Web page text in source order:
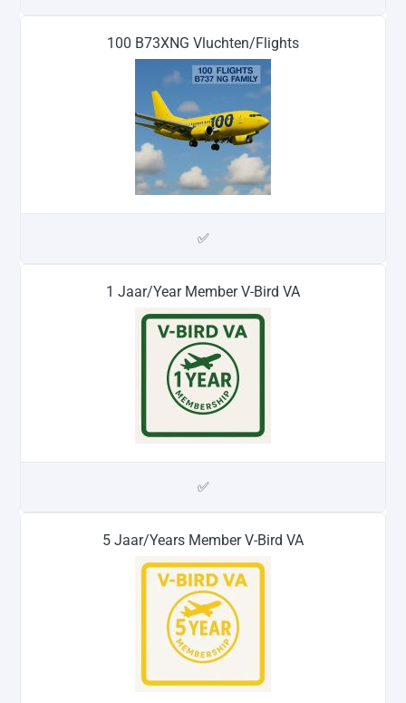
100 B73XNG Vluchten/Flights
✅
1 Jaar/Year Member V-Bird VA
✅
5 Jaar/Years Member V-Bird VA